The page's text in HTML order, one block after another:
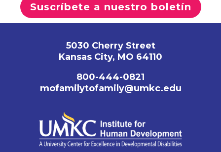
Suscríbete a nuestro boletín
5030 Cherry Street
Kansas City, MO 64110
800-444-0821
mofamilytofamily@umkc.edu